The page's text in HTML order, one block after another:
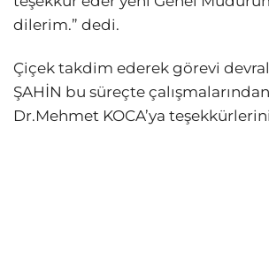
dilerim.” dedi.
Çiçek takdim ederek görevi
ŞAHİN bu süreçte
Dr.Mehmet KOCA’ya